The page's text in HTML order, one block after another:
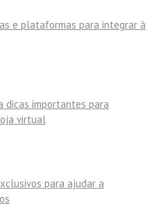
e plataformas para integrar à
dicas importantes para
virtual
para ajudar a